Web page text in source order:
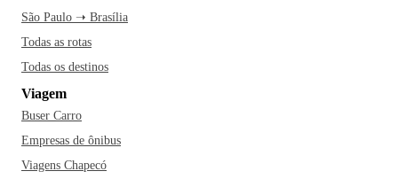
São Paulo ➝ Brasília
Todas as rotas
Todas os destinos
Viagem
Buser Carro
Empresas de ônibus
Viagens Chapecó